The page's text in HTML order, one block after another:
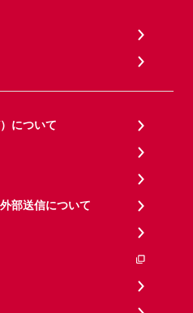
について
部送信について